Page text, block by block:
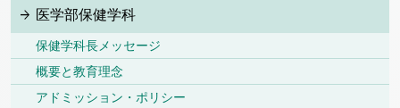
医学部保健学科
保健学科長メッセージ
概要と教育理念
アドミッション・ポリシー